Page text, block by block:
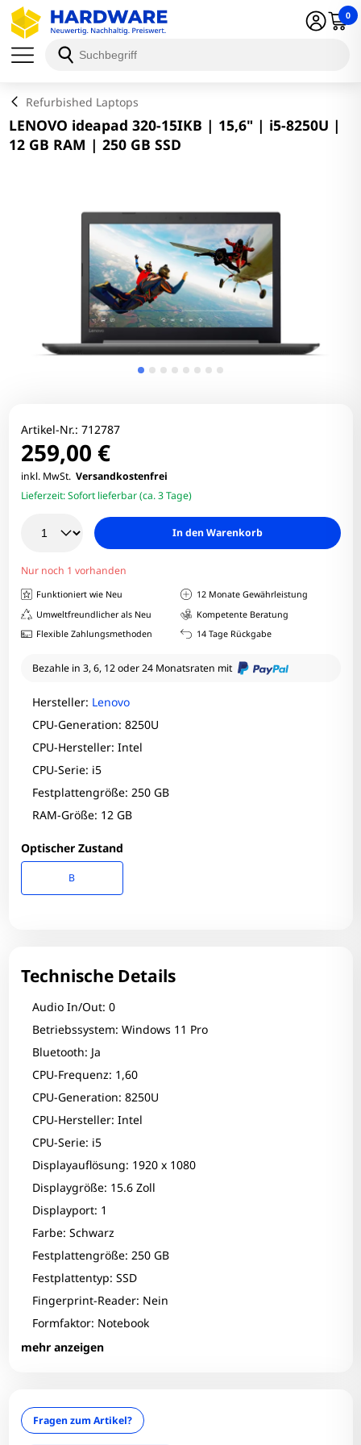
0
Refurbished Laptops
LENOVO ideapad 320-15IKB | 15,6" | i5-8250U |
12 GB RAM | 250 GB SSD
Artikel-Nr.: 712787
259,00 €
inkl. MwSt. Versandkostenfrei
Lieferzeit:Sofort lieferbar (ca. 3 Tage)
In den Warenkorb
Nur noch 1 vorhanden
Funktioniert wie Neu
12 Monate Gewährleistung
Umweltfreundlicher als Neu
Kompetente Beratung
Flexible Zahlungsmethoden
14 Tage Rückgabe
Bezahle in 3, 6, 12 oder 24 Monatsraten mit
Hersteller: Lenovo
CPU-Generation: 8250U
CPU-Hersteller: Intel
CPU-Serie: i5
Festplattengröße: 250 GB
RAM-Größe: 12 GB
Optischer Zustand
B
Technische Details
Audio In/Out: 0
Betriebssystem: Windows 11 Pro
Bluetooth: Ja
CPU-Frequenz: 1,60
CPU-Generation: 8250U
CPU-Hersteller: Intel
CPU-Serie: i5
Displayauflösung: 1920 x 1080
Displaygröße: 15.6 Zoll
Displayport: 1
Farbe: Schwarz
Festplattengröße: 250 GB
Festplattentyp: SSD
Fingerprint-Reader: Nein
Formfaktor: Notebook
mehr anzeigen
Grafikhersteller: Intel Corporation
Interner Kartenleser: Nein
LAN: Ja
Fragen zum Artikel?
Zum Zoomen tippen
Schließen